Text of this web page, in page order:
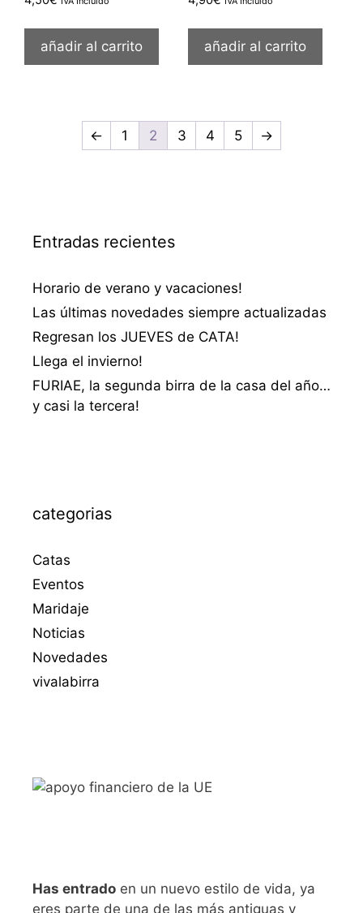
añadir al carrito añadir al carrito
← 1 2 3 4 5 →
Entradas recientes
Horario de verano y vacaciones!
Las últimas novedades siempre actualizadas
Regresan los JUEVES de CATA!
Llega el invierno!
FURIAE, la segunda birra de la casa del año…
y casi la tercera!
categorias
Catas
Eventos
Maridaje
Noticias
Novedades
vivalabirra
Has entrado en un nuevo estilo de vida, ya
eres parte de una de las más antiguas y